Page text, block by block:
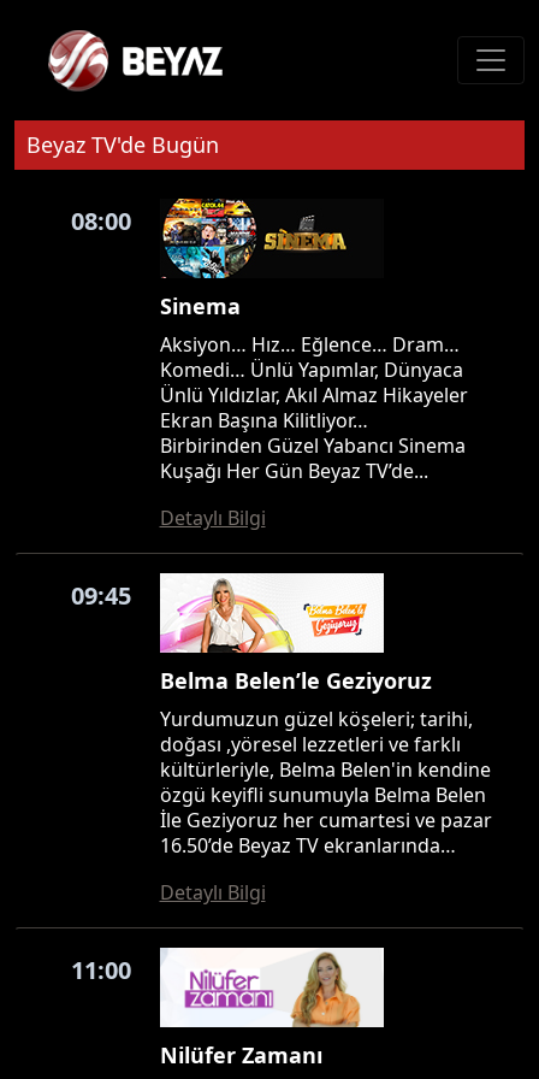
Beyaz TV'de Bugün
08:00
Sinema
Aksiyon… Hız… Eğlence… Dram…
Komedi… Ünlü Yapımlar, Dünyaca
Ünlü Yıldızlar, Akıl Almaz Hikayeler
Ekran Başına Kilitliyor…
Birbirinden Güzel Yabancı Sinema
Kuşağı Her Gün Beyaz TV’de...
Detaylı Bilgi
09:45
Belma Belen’le Geziyoruz
Yurdumuzun güzel köşeleri; tarihi,
doğası ,yöresel lezzetleri ve farklı
kültürleriyle, Belma Belen'in kendine
özgü keyifli sunumuyla Belma Belen
İle Geziyoruz her cumartesi ve pazar
16.50’de Beyaz TV ekranlarında…
Detaylı Bilgi
11:00
Nilüfer Zamanı